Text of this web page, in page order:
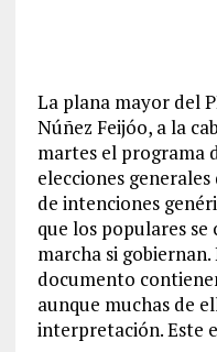
La plana mayor del
Núñez Feijóo, a la
martes el programa
elecciones
de intenciones
que los populares
marcha si gobiernan.
documento
aunque muchas de
interpretación. Este